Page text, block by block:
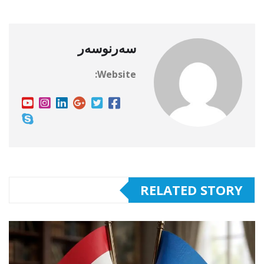
سەرنوسەر
Website:
RELATED STORY